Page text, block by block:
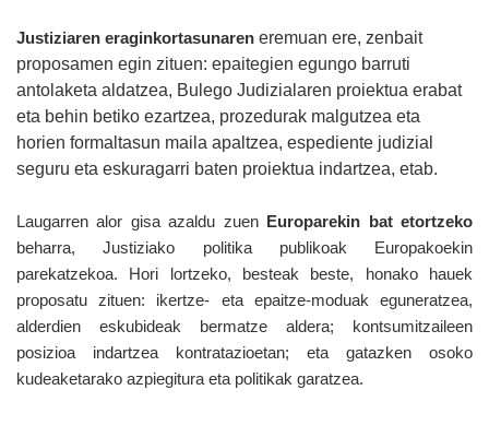
Justiziaren eraginkortasunaren eremuan ere, zenbait
proposamen egin zituen: epaitegien egungo barruti
antolaketa aldatzea, Bulego Judizialaren proiektua erabat
eta behin betiko ezartzea, prozedurak malgutzea eta
horien formaltasun maila apaltzea, espediente judizial
seguru eta eskuragarri baten proiektua indartzea, etab.
Laugarren alor gisa azaldu zuen
Europarekin bat etortzeko
beharra, Justiziako politika publikoak Europakoekin
parekatzekoa. Hori lortzeko, besteak beste, honako hauek
proposatu zituen: ikertze- eta epaitze-moduak eguneratzea,
alderdien eskubideak bermatze aldera; kontsumitzaileen
posizioa indartzea kontratazioetan; eta gatazken osoko
kudeaketarako azpiegitura eta politikak garatzea.